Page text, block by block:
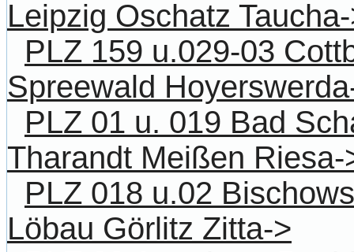
Leipzig Oschatz
PLZ 159 u.029-03
Spreewald
PLZ 01 u. 019 Bad
Tharandt Meißen Riesa-
PLZ 018 u.02
Löbau Görlitz Zitta->